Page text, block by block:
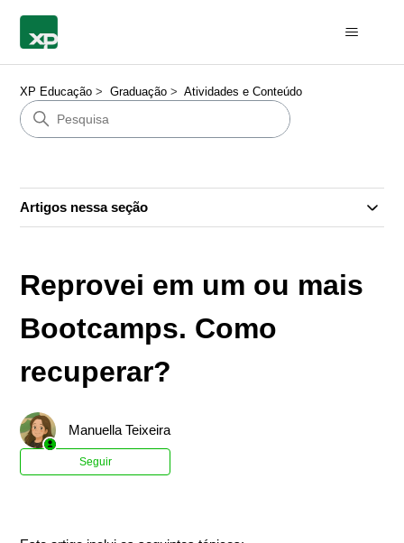
XP Educação Graduação Atividades e Conteúdo
Artigos nessa seção
Reprovei em um ou mais
Bootcamps. Como
recuperar?
Manuella Teixeira
Seguir